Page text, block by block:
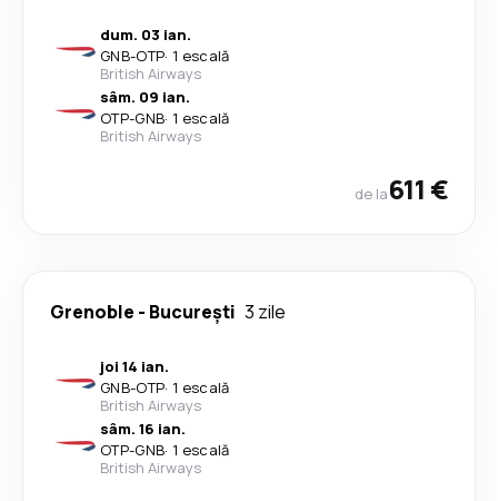
dum. 03 ian.
GNB-OTP· 1 escală
British Airways
sâm. 09 ian.
OTP-GNB· 1 escală
British Airways
de la611 €
Grenoble - București 3 zile
joi 14 ian.
GNB-OTP· 1 escală
British Airways
sâm. 16 ian.
OTP-GNB· 1 escală
British Airways